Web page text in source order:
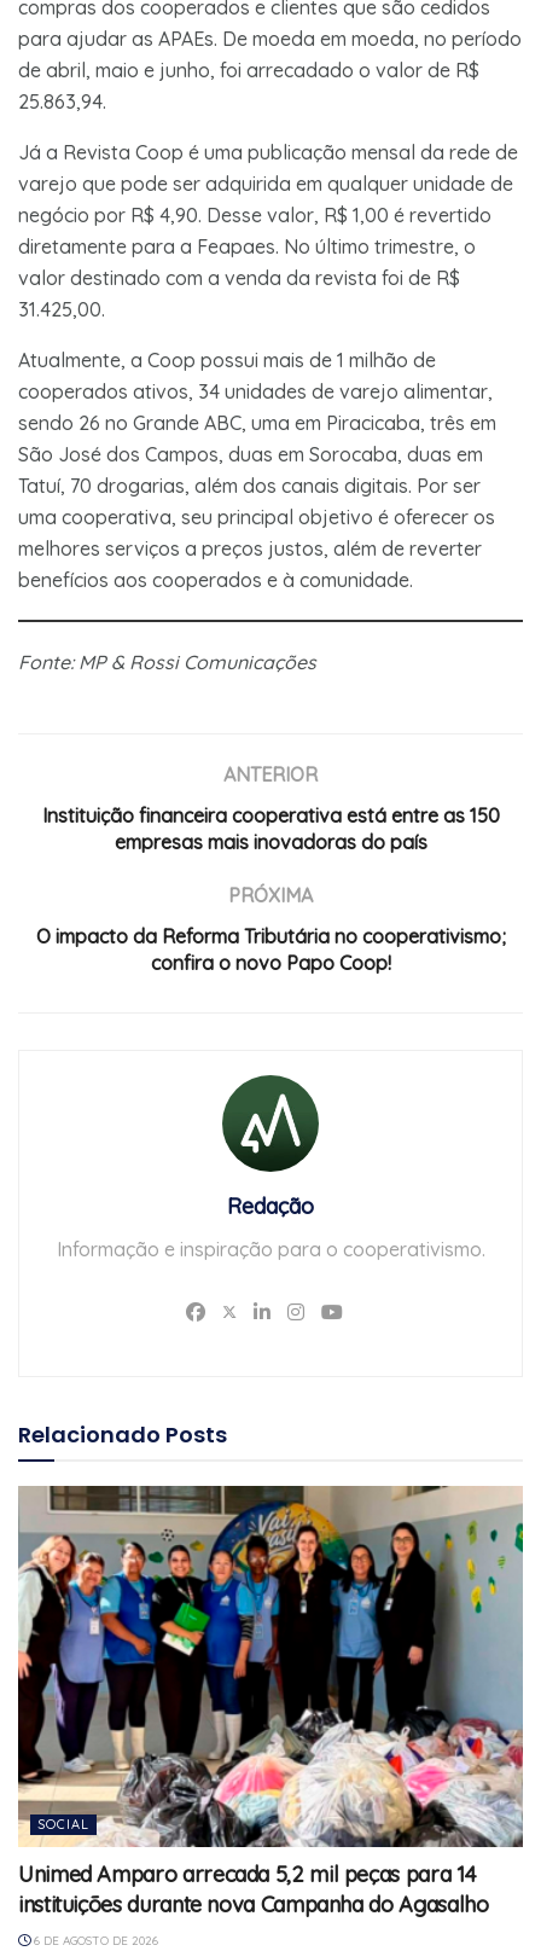
compras dos cooperados e clientes que são cedidos
para ajudar as APAEs. De moeda em moeda, no período
de abril, maio e junho, foi arrecadado o valor de R$
25.863,94.
Já a Revista Coop é uma publicação mensal da rede de
varejo que pode ser adquirida em qualquer unidade de
negócio por R$ 4,90. Desse valor, R$ 1,00 é revertido
diretamente para a Feapaes. No último trimestre, o
valor destinado com a venda da revista foi de R$
31.425,00.
Atualmente, a Coop possui mais de 1 milhão de
cooperados ativos, 34 unidades de varejo alimentar,
sendo 26 no Grande ABC, uma em Piracicaba, três em
São José dos Campos, duas em Sorocaba, duas em
Tatuí, 70 drogarias, além dos canais digitais. Por ser
uma cooperativa, seu principal objetivo é oferecer os
melhores serviços a preços justos, além de reverter
benefícios aos cooperados e à comunidade.
Fonte: MP & Rossi Comunicações
ANTERIOR
Instituição financeira cooperativa está entre as 150
empresas mais inovadoras do país
PRÓXIMA
O impacto da Reforma Tributária no cooperativismo;
confira o novo Papo Coop!
Redação
Informação e inspiração para o cooperativismo.
Relacionado Posts
SOCIAL
Unimed Amparo arrecada 5,2 mil peças para 14
instituições durante nova Campanha do Agasalho
6 DE AGOSTO DE 2026